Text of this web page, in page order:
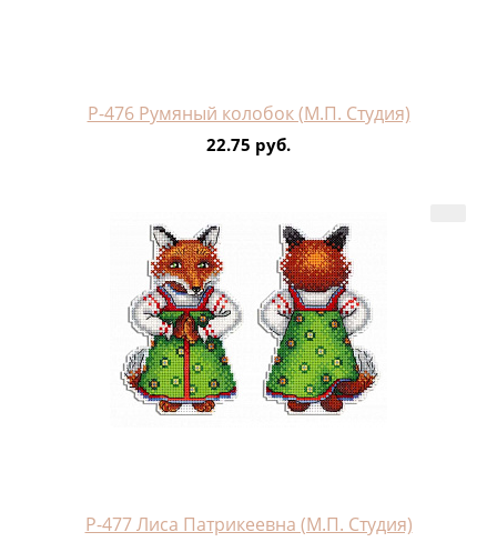
Р-476 Румяный колобок (М.П. Студия)
22.75 руб.
Р-477 Лиса Патрикеевна (М.П. Студия)